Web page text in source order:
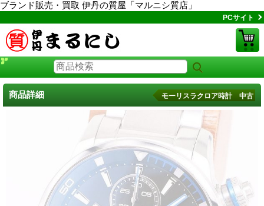
ブランド販売・買取 伊丹の質屋「マルニシ質店」
PCサイト
商品詳細 モーリスラクロア時計 中古